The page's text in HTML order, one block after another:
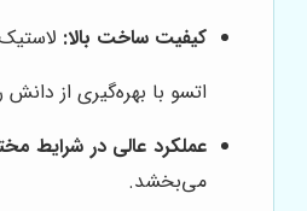
کیفیت ساخت بالا:
اتسو با بهره‌گیری از
عملکرد عالی در شرایط
می‌بخشد.